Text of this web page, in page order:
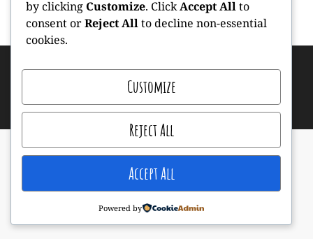
Hello
world!
Copyright © 2026Дошкільний підрозділ Путрівського
академічного ліцею. All Rights Reserved.
Camp byCatch Themes
by clicking Customize. ClickAccept Allto
consent orReject Allto decline non-essential
cookies.
Customize
Reject All
Accept All
Powered by